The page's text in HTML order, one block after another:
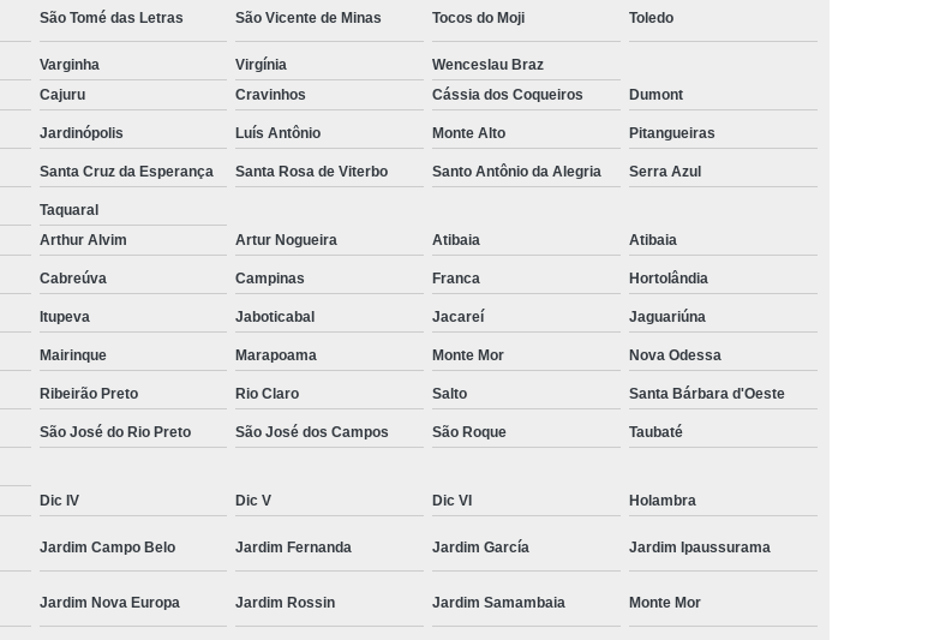
Fábrica de Camisa Social para Homem
Loja de Fábrica Camisa Social
Loja com Moda Masculina
Loja de Moda Masculina
Loja de Moda Masculina Online
Loja Executivo Moda Masculina
Loja Moda Masculina
Loja Moda Masculina Executivo
Loja Moda Masculina Online
Loja Moda Masculina Social
Loja Virtual Moda Masculina
Moda Masculina Loja
Moda Atual Masculina
Moda Básica Masculina
Moda Casual Masculina
Moda Jeans Masculina
Moda Masculina
Moda Masculina Camisa
Moda Masculina Camisa Social
Moda Masculina Esporte Fino
Moda Masculina Inverno
Moda Masculina Social
Moda Plus Size Masculina
Moda Social Masculina
Roupas Elegantes Masculinas
Roupas Estilosas Masculinas
Roupas Masculinas
Roupas Masculinas da Moda
Roupas Masculinas Esporte Fino
Roupas Masculinas Estilosas
Roupas Masculinas na Moda
Roupas Masculinas Plus Size
Roupas Masculinas Social Roupas Sociais Masculinas
São Tomé das Letras São Vicente de Minas Tocos do Moji Toledo
Varginha Virgínia
Wenceslau Braz
Cajuru Cravinhos Cássia dos Coqueiros Dumont
Jardinópolis Luís Antônio Monte Alto Pitangueiras
Santa Cruz da Esperança Santa Rosa de Viterbo Santo Antônio da Alegria Serra Azul
Taquaral
Arthur Alvim Artur Nogueira Atibaia Atibaia
Cabreúva Campinas Franca Hortolândia
Itupeva Jaboticabal Jacareí Jaguariúna
Mairinque Marapoama Monte Mor Nova Odessa
Ribeirão Preto Rio Claro Salto Santa Bárbara d'Oeste
São José do Rio Preto São José dos Campos São Roque Taubaté
Dic IV Dic V Dic VI Holambra
Jardim Campo Belo Jardim Fernanda Jardim García Jardim Ipaussurama
Jardim Nova Europa Jardim Rossin Jardim Samambaia Monte Mor